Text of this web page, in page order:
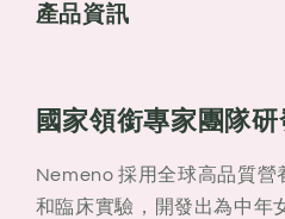
服
面
部
初
老
面
部
初
老
產品資訊
國家領銜專家團隊研
Nemeno 採用全球高品質營
和臨床實驗，開發出為中年